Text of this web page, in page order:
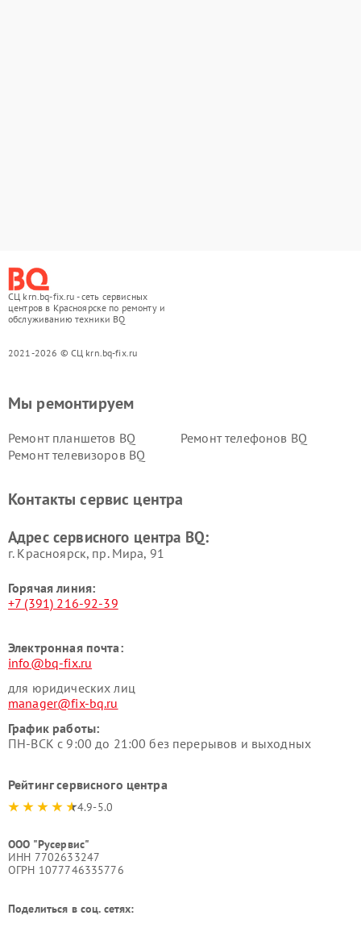
СЦ krn.bq-fix.ru - сеть сервисных
центров в Красноярске по ремонту и
обслуживанию техники BQ
2021-2026 © СЦ krn.bq-fix.ru
Мы ремонтируем
Ремонт планшетов BQ
Ремонт телефонов BQ
Ремонт телевизоров BQ
Контакты сервис центра
Адрес сервисного центра BQ:
г. Красноярск, ​пр. Мира, 91
Горячая линия:
+7 (391) 216-92-39
Электронная почта:
info@bq-fix.ru
для юридических лиц
manager@fix-bq.ru
График работы:
ПН-ВСК с 9:00 до 21:00 без перерывов и выходных
Рейтинг сервисного центра
4.9-5.0
ООО "Русервис"
ИНН 7702633247
ОГРН 1077746335776
Поделиться в соц. сетях: